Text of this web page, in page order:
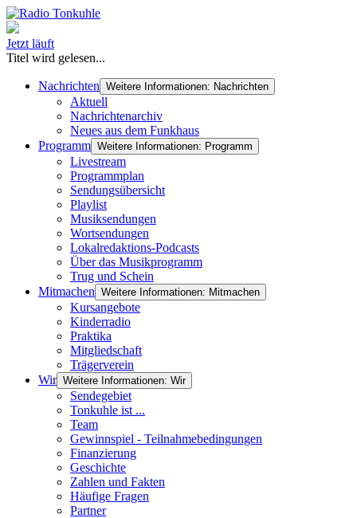
Jetzt läuft
Titel wird gelesen...
Nachrichten Weitere Informationen: Nachrichten
Aktuell
Nachrichtenarchiv
Neues aus dem Funkhaus
Programm Weitere Informationen: Programm
Livestream
Programmplan
Sendungsübersicht
Playlist
Musiksendungen
Wortsendungen
Lokalredaktions-Podcasts
Über das Musikprogramm
Trug und Schein
Mitmachen Weitere Informationen: Mitmachen
Kursangebote
Kinderradio
Praktika
Mitgliedschaft
Trägerverein
Wir Weitere Informationen: Wir
Sendegebiet
Tonkuhle ist ...
Team
Gewinnspiel - Teilnahmebedingungen
Finanzierung
Geschichte
Zahlen und Fakten
Häufige Fragen
Partner